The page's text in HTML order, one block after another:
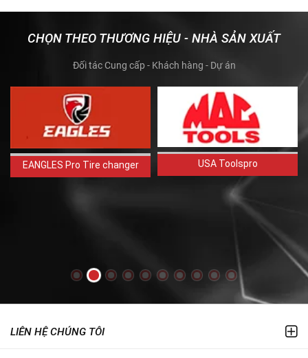
CHỌN THEO THƯƠNG HIỆU - NHÀ SẢN XUẤT
Đối tác Cung cấp - Khách hàng - Dự án
EANGLES Pro Tire changer USA Toolspro
LIÊN HỆ CHÚNG TÔI